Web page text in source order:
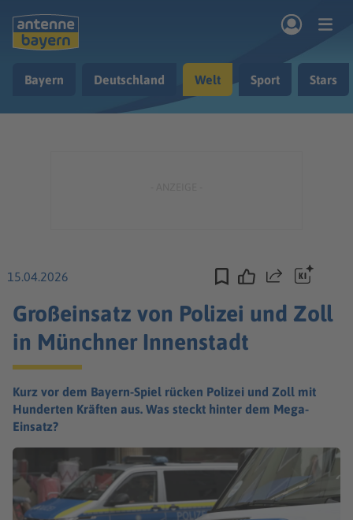
Nachrichten
Bayern Deutschland Welt Sport Stars
15.04.2026 Teilen
Großeinsatz von Polizei und Zoll
in Münchner Innenstadt
Kurz vor dem Bayern-Spiel rücken Polizei und Zoll mit
Hunderten Kräften aus. Was steckt hinter dem Mega-
Einsatz?